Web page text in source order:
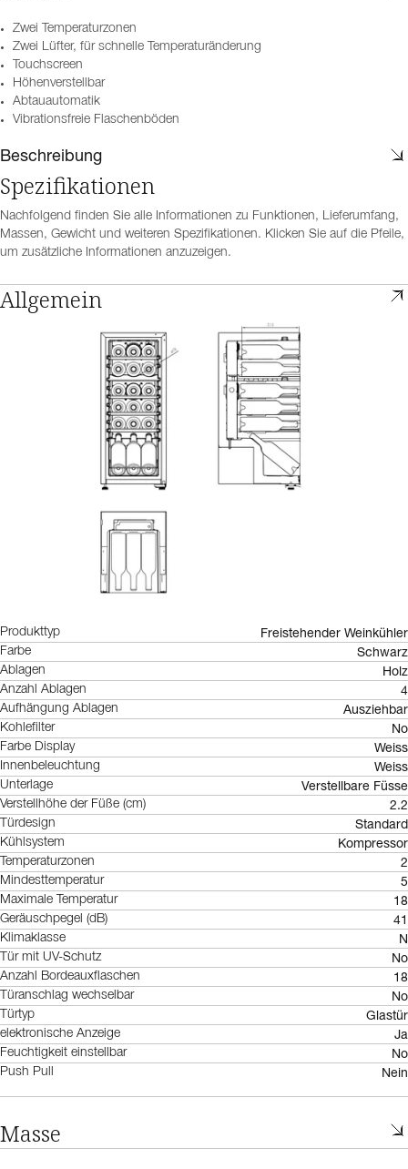
Zwei Temperaturzonen
Zwei Lüfter, für schnelle Temperaturänderung
Touchscreen
Höhenverstellbar
Abtauautomatik
Vibrationsfreie Flaschenböden
Beschreibung
Spezifikationen
Nachfolgend finden Sie alle Informationen zu Funktionen, Lieferumfang,
Massen, Gewicht und weiteren Spezifikationen. Klicken Sie auf die Pfeile,
um zusätzliche Informationen anzuzeigen.
Allgemein
Produkttyp Freistehender Weinkühler
Farbe Schwarz
Ablagen Holz
Anzahl Ablagen 4
Aufhängung Ablagen Ausziehbar
Kohlefilter No
Farbe Display Weiss
Innenbeleuchtung Weiss
Unterlage Verstellbare Füsse
Verstellhöhe der Füße (cm) 2.2
Türdesign Standard
Kühlsystem Kompressor
Temperaturzonen 2
Mindesttemperatur 5
Maximale Temperatur 18
Geräuschpegel (dB) 41
Klimaklasse N
Tür mit UV-Schutz No
Anzahl Bordeauxflaschen 18
Türanschlag wechselbar No
Türtyp Glastür
elektronische Anzeige Ja
Feuchtigkeit einstellbar No
Push Pull Nein
Masse